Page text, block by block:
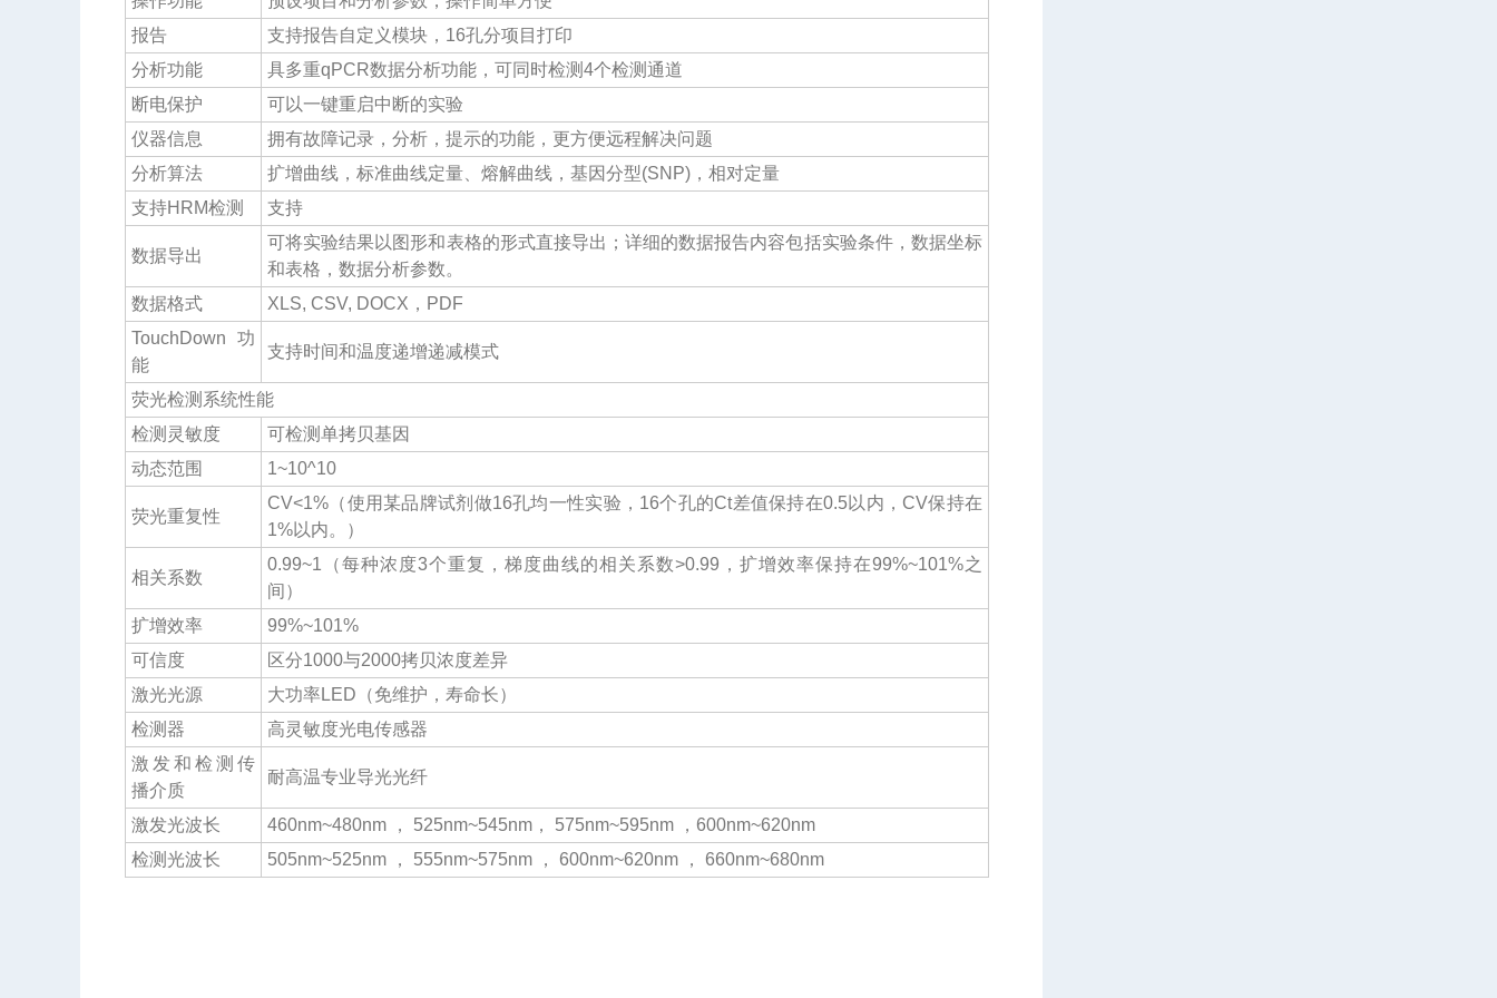
报告
支持报告自定义模块，16孔分项目打印
分析功能
具多重qPCR数据分析功能，可同时检测4个检测通道
断电保护
可以一键重启中断的实验
仪器信息
拥有故障记录，分析，提示的功能，更方便远程解决问题
分析算法
扩增曲线，标准曲线定量、熔解曲线，基因分型(SNP)，相对定量
支持HRM检测
支持
数据导出
可将实验结果以图形和表格的形式直接导出；详细的数据报告内容包括实验条件，数据坐标
和表格，数据分析参数。
数据格式
XLS, CSV, DOCX，PDF
TouchDown功
能
支持时间和温度递增递减模式
荧光检测系统性能
检测灵敏度
可检测单拷贝基因
动态范围
1~10^10
荧光重复性
CV<1%（使用某品牌试剂做16孔均一性实验，16个孔的Ct差值保持在0.5以内，CV保持在
1%以内。）
相关系数
0.99~1（每种浓度3个重复，梯度曲线的相关系数>0.99，扩增效率保持在99%~101%之
间）
扩增效率
99%~101%
可信度
区分1000与2000拷贝浓度差异
激光光源
大功率LED（免维护，寿命长）
检测器
高灵敏度光电传感器
激发和检测传
播介质
耐高温专业导光光纤
激发光波长
460nm~480nm ， 525nm~545nm， 575nm~595nm ，600nm~620nm
检测光波长
505nm~525nm ， 555nm~575nm ， 600nm~620nm ， 660nm~680nm